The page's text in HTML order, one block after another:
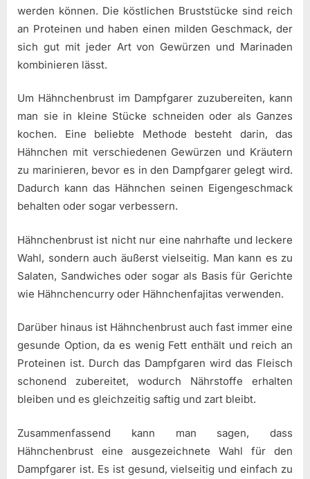
werden können. Die köstlichen Bruststücke sind reich
an Proteinen und haben einen milden Geschmack, der
sich gut mit jeder Art von Gewürzen und Marinaden
kombinieren lässt.
Um Hähnchenbrust im Dampfgarer zuzubereiten, kann
man sie in kleine Stücke schneiden oder als Ganzes
kochen. Eine beliebte Methode besteht darin, das
Hähnchen mit verschiedenen Gewürzen und Kräutern
zu marinieren, bevor es in den Dampfgarer gelegt wird.
Dadurch kann das Hähnchen seinen Eigengeschmack
behalten oder sogar verbessern.
Hähnchenbrust ist nicht nur eine nahrhafte und leckere
Wahl, sondern auch äußerst vielseitig. Man kann es zu
Salaten, Sandwiches oder sogar als Basis für Gerichte
wie Hähnchencurry oder Hähnchenfajitas verwenden.
Darüber hinaus ist Hähnchenbrust auch fast immer eine
gesunde Option, da es wenig Fett enthält und reich an
Proteinen ist. Durch das Dampfgaren wird das Fleisch
schonend zubereitet, wodurch Nährstoffe erhalten
bleiben und es gleichzeitig saftig und zart bleibt.
Zusammenfassend kann man sagen, dass
Hähnchenbrust eine ausgezeichnete Wahl für den
Dampfgarer ist. Es ist gesund, vielseitig und einfach zu